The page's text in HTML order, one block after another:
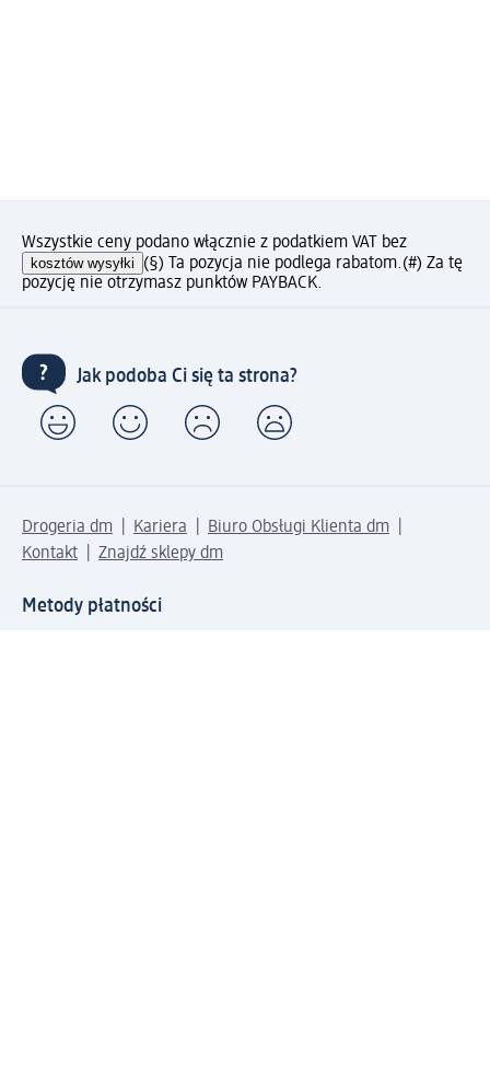
Wszystkie ceny podano włącznie z podatkiem VAT bez
kosztów wysyłki (§) Ta pozycja nie podlega rabatom.(#) Za tę
pozycję nie otrzymasz punktów PAYBACK.
Jak podoba Ci się ta strona?
Drogeria dm Kariera
Biuro Obsługi Klienta dm
Kontakt
Znajdź sklepy dm
Metody płatności